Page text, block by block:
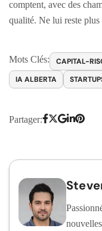
comptent, avec des
qualité. Ne lui reste
Mots Clés: CAPITAL-
IA ALBERTA
Partager: